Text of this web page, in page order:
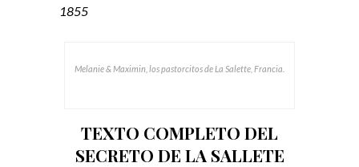
1855
Melanie & Maximin, los pastorcitos de La Salette, Francia.
TEXTO COMPLETO DEL
SECRETO DE LA SALLETE